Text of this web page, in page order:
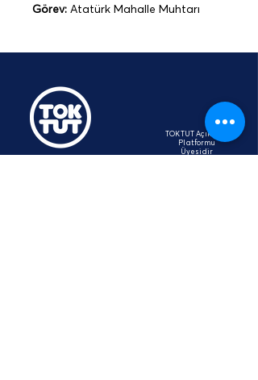
Görev: Atatürk Mahalle Muhtarı
TOKTUT Açık Açık
Platformu
Üyesidir